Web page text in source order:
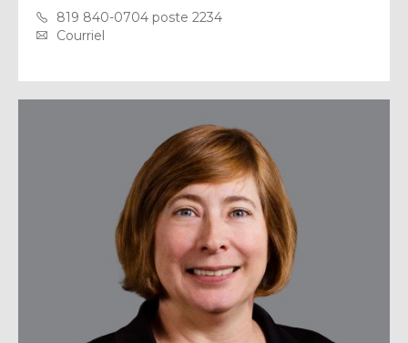
819 840-0704 poste 2234
Courriel